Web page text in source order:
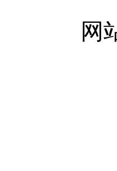
网站建